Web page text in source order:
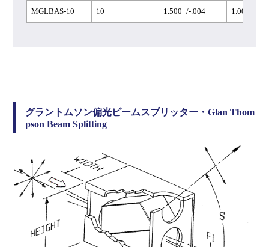
MGLBAS-10 10 1.500+/-.004 1.000+/-
グラントムソン偏光ビームスプリッター・Glan Thom
pson Beam Splitting